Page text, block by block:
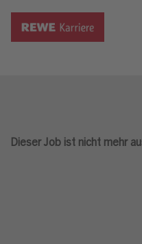
Dieser Job ist nicht mehr